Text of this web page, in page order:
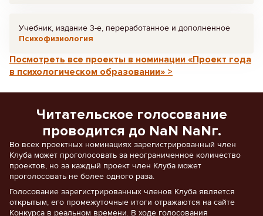
Учебник, издание 3-е, переработанное и дополненное
Психофизиология
Посмотреть все проекты в номинации «Проект года
в психологическом образовании» >
Читательское голосование
проводится до NaN NaNг.
Во всех проектных номинациях зарегистрированный член
Клуба может проголосовать за неограниченное количество
проектов, но за каждый проект член Клуба может
проголосовать не более одного раза.
Голосование зарегистрированных членов Клуба является
открытым, его промежуточные итоги отражаются на сайте
Конкурса в реальном времени. В ходе голосования